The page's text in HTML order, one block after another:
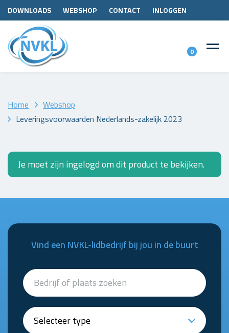
DOWNLOADS WEBSHOP CONTACT INLOGGEN
0
Home
Webshop
Leveringsvoorwaarden Nederlands-zakelijk 2023
Je moet zijn ingelogd om dit product te bekijken.
Vind een NVKL-lidbedrijf bij jou in de buurt